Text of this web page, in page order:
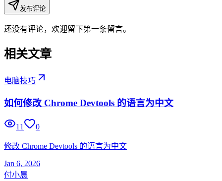
发布评论
还没有评论，欢迎留下第一条留言。
相关文章
电脑技巧
如何修改 Chrome Devtools 的语言为中文
11 0
修改 Chrome Devtools 的语言为中文
Jan 6, 2026
付小晨